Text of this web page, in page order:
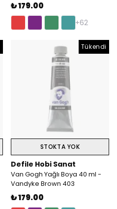
₺ 179.00
+62
Tükendi
STOKTA YOK
Defile Hobi Sanat
Van Gogh Yağlı Boya 40 ml -
Vandyke Brown 403
₺ 179.00